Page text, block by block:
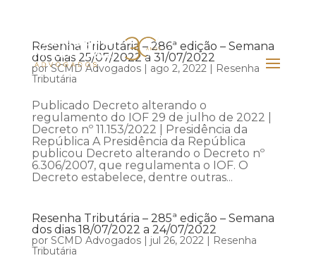
Resenha Tributária – 286ª edição – Semana
dos dias 25/07/2022 a 31/07/2022
porSCMD Advogados| ago 2, 2022| Resenha
Tributária
Publicado Decreto alterando o
regulamento do IOF 29 de julho de 2022 |
Decreto nº 11.153/2022 | Presidência da
República A Presidência da República
publicou Decreto alterando o Decreto nº
6.306/2007, que regulamenta o IOF. O
Decreto estabelece, dentre outras...
Resenha Tributária – 285ª edição – Semana
dos dias 18/07/2022 a 24/07/2022
por SCMD Advogados| jul 26, 2022| Resenha
Tributária